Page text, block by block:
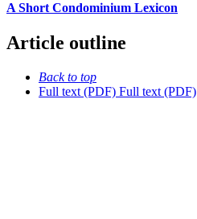
A Short Condominium Lexicon
Article outline
Back to top
Full text (PDF) Full text (PDF)